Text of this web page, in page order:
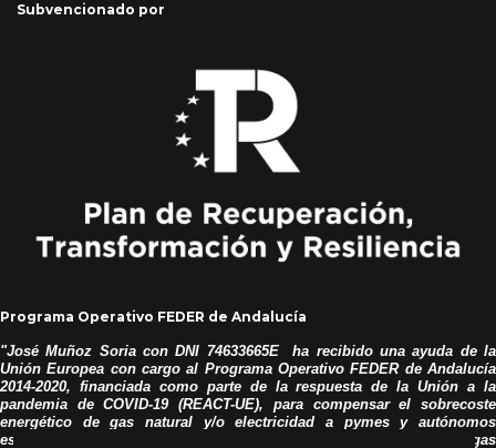
Subvencionado por
Programa Operativo FEDER de Andalucía
"José Muñoz Soria con DNI 74633665E ha recibido una ayuda de la
Unión Europea con cargo al Programa Operativo FEDER de Andalucía
2014-2020, financiada como parte de la respuesta de la Unión a la
pandemia de COVID-19 (REACT-UE), para compensar el sobrecoste
energético de gas natural y/o electricidad a pymes y autónomos
especialmente afectados por el incremento de los precios del gas